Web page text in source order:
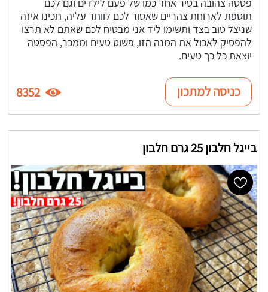
תוספת לארוחת צהריים שאסור לכם לוותר עליה, תכינו איזה
שניצל טוב בצד ותשימו ליד אני מבטיח לכם שאתם לא תרצו
להפסיק לאכול את המנה הזו, פשוט טעים וממכר, הפסטה
יוצאת כל כך טעים.
כניסה למתכון 8352
בייגל חלבון 25 גרם חלבון